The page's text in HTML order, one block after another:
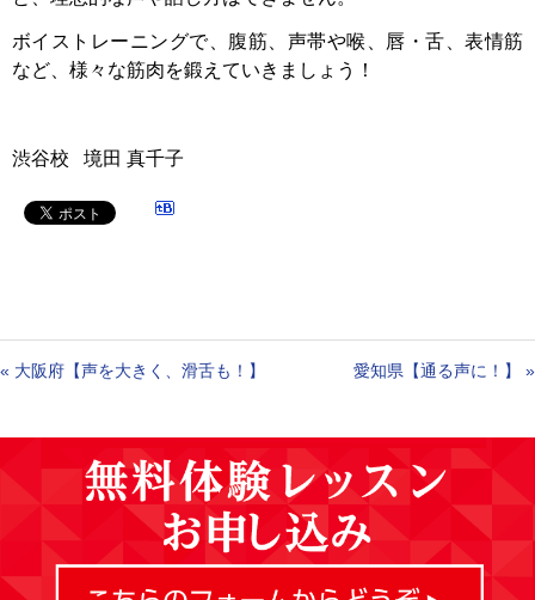
ボイストレーニングで、腹筋、声帯や喉、唇・舌、表情筋
など、様々な筋肉を鍛えていきましょう！
渋谷校 境田 真千子
« 大阪府【声を大きく、滑舌も！】 愛知県【通る声に！】 »